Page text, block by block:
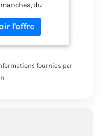
du
éclair
à l'avant avec
intérieur coupe-
Tissu
élastique et
fournies par